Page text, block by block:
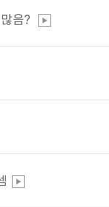
음?